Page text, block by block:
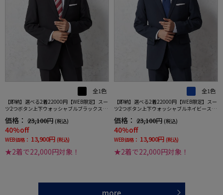
全1色
【即納】選べる2着22000円【WEB限定】スー
ツ2つボタン上下ウォッシャブルブラックスト
価格： 23,100円 (税込)
40%off
WEB価格： 13,900円 (税込)
★2着で22,000円対象！
全1色
【即納】選べる2着22000円【WEB限定】スー
ツ2つボタン上下ウォッシャブルネイビースト
価格： 23,100円 (税込)
40%off
WEB価格： 13,900円 (税込)
★2着で22,000円対象！
more